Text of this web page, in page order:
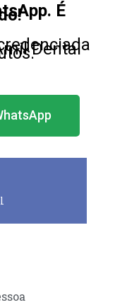
É
Dental